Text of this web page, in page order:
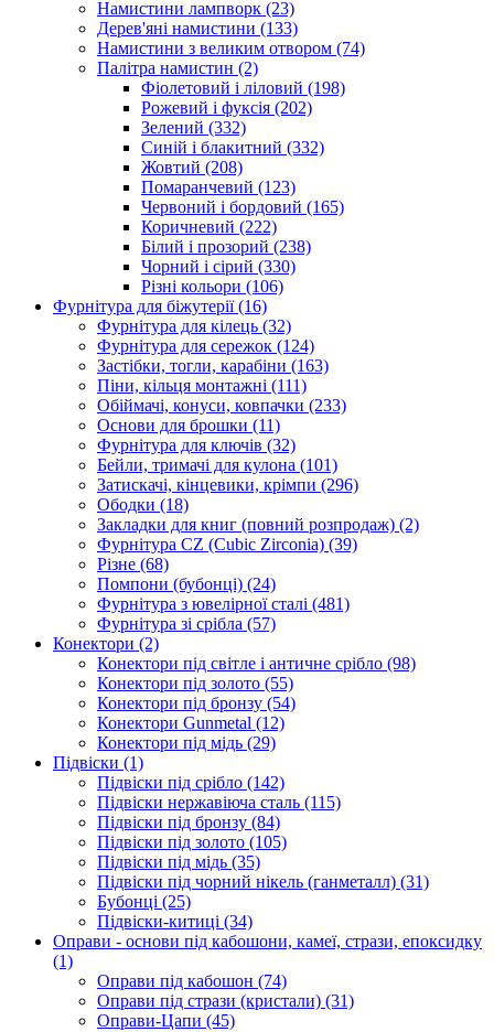
Намистини лампворк (23)
Дерев'яні намистини (133)
Намистини з великим отвором (74)
Палітра намистин (2)
Фіолетовий і ліловий (198)
Рожевий і фуксія (202)
Зелений (332)
Синій і блакитний (332)
Жовтий (208)
Помаранчевий (123)
Червоний і бордовий (165)
Коричневий (222)
Білий і прозорий (238)
Чорний і сірий (330)
Різні кольори (106)
Фурнітура для біжутерії(16)
Фурнітура для кілець (32)
Фурнітура для сережок (124)
Застібки, тогли, карабіни (163)
Піни, кільця монтажні (111)
Обіймачі, конуси, ковпачки (233)
Основи для брошки (11)
Фурнітура для ключів (32)
Бейли, тримачі для кулона (101)
Затискачі, кінцевики, крімпи (296)
Ободки (18)
Закладки для книг (повний розпродаж) (2)
Фурнітура CZ (Cubic Zirconia) (39)
Різне (68)
Помпони (бубонці) (24)
Фурнітура з ювелірної сталі (481)
Фурнітура зі срібла (57)
Конектори (2)
Конектори під світле і античне срібло (98)
Конектори під золото (55)
Конектори під бронзу (54)
Конектори Gunmetal (12)
Конектори під мідь (29)
Підвіски (1)
Підвіски під срібло (142)
Підвіски нержавіюча сталь (115)
Підвіски під бронзу (84)
Підвіски під золото (105)
Підвіски під мідь (35)
Підвіски під чорний нікель (ганметалл) (31)
Бубонці (25)
Підвіски-китиці (34)
Оправи - основи під кабошони, камеї, стрази, епоксидку
(1)
Оправи під кабошон (74)
Оправи під стрази (кристали) (31)
Оправи-Цапи (45)